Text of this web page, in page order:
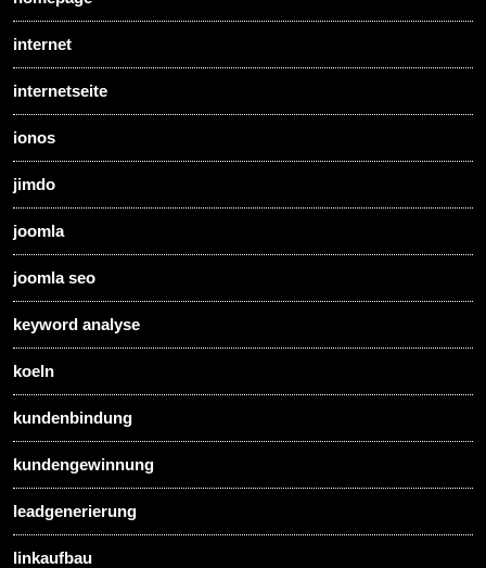
internet
internetseite
ionos
jimdo
joomla
joomla seo
keyword analyse
koeln
kundenbindung
kundengewinnung
leadgenerierung
linkaufbau